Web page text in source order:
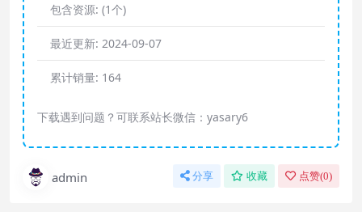
包含资源: (1个)
最近更新: 2024-09-07
累计销量: 164
下载遇到问题？可联系站长微信：yasary6
admin 分享 收藏 点赞(0)